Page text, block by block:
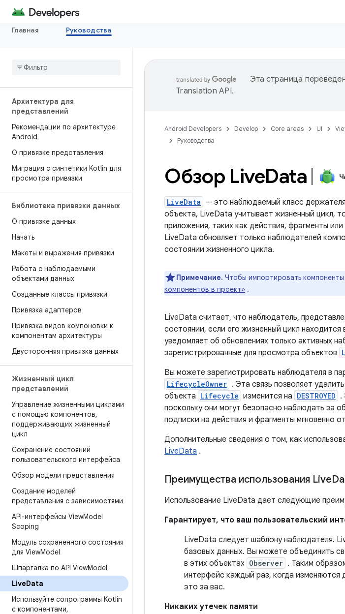
Главная Руководства
Архитектура для
представлений
Рекомендации по архитектуре
Android
О привязке представления
Миграция с синтетики Kotlin для
просмотра привязки
Библиотека привязки данных
О привязке данных
Начать
Макеты и выражения привязки
Работа с наблюдаемыми
объектами данных
Созданные классы привязки
Привязка адаптеров
Привязка видов компоновки к
компонентам архитектуры
Двусторонняя привязка данных
Жизненный цикл
представлений
Управление жизненными циклами
с помощью компонентов,
поддерживающих жизненный
цикл
Сохранение состояний
пользовательского интерфейса
Обзор модели представления
Создание моделей
представления с зависимостями
API-интерфейсы ViewModel
Scoping
Модуль сохраненного состояния
для ViewModel
Шпаргалка по API ViewModel
LiveData
Используйте сопрограммы Kotlin
с компонентами,
Эта страница
Translation API.
Android Developers Develop Core areas UI
Руководства
Обзор LiveData
LiveData — это наблюдаемый класс
объекта, LiveData учитывает жизненный цикл,
приложения, таких как действия, фрагменты
LiveData обновляет только наблюдателей
состоянии жизненного цикла.
Примечание. Чтобы импортировать
компонентов в проект» .
LiveData считает, что наблюдатель,
состоянии, если его жизненный цикл находится
уведомляет об обновлениях только активных
зарегистрированные для просмотра объектов
Вы можете зарегистрировать наблюдателя в
LifecycleOwner . Эта связь позволяет
объекта Lifecycle изменится на DESTROYED .
поскольку они могут безопасно наблюдать за
подписки на действия и фрагменты мгновенно
Дополнительные сведения о том, как
LiveData .
Преимущества использования Live
Использование LiveData дает следующие
Гарантирует, что ваш пользовательский
LiveData следует шаблону наблюдателя.
базовых данных. Вы можете объединить
в этих объектах Observer . Таким
интерфейс каждый раз, когда изменяются
это за вас.
Никаких утечек памяти